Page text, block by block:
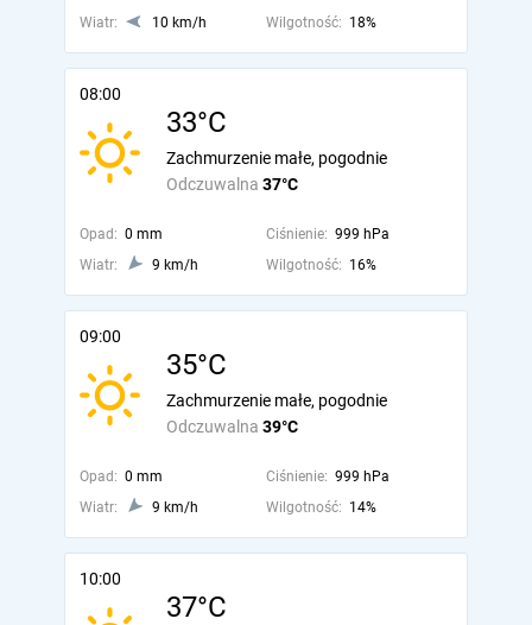
Wiatr: 10 km/h Wilgotność: 18%
08:00
33°C
Odczuwalna 37°C
Zachmurzenie małe, pogodnie
Opad: 0 mm Ciśnienie: 999 hPa
Wiatr:
9 km/h Wilgotność: 16%
09:00
35°C
Odczuwalna 39°C
Zachmurzenie małe, pogodnie
Opad: 0 mm Ciśnienie: 999 hPa
Wiatr:
9 km/h Wilgotność: 14%
10:00
37°C